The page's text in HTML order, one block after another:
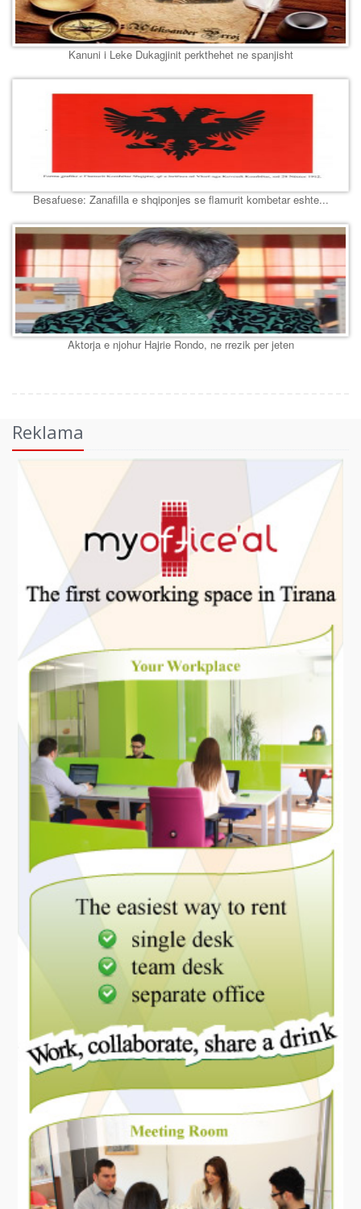
Kanuni i Leke Dukagjinit perkthehet ne spanjisht
Besafuese: Zanafilla e shqiponjes se flamurit kombetar eshte...
Aktorja e njohur Hajrie Rondo, ne rrezik per jeten
Reklama